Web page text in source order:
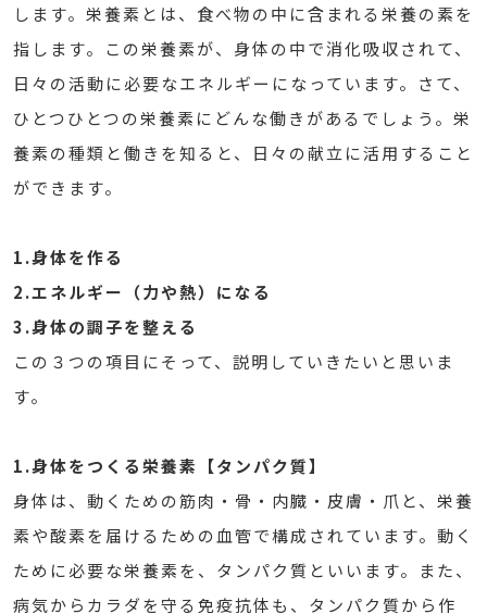
します。栄養素とは、食べ物の中に含まれる栄養の素を
指します。この栄養素が、身体の中で消化吸収されて、
日々の活動に必要なエネルギーになっています。さて、
ひとつひとつの栄養素にどんな働きがあるでしょう。栄
養素の種類と働きを知ると、日々の献立に活用すること
ができます。
1.身体を作る
2.エネルギー（力や熱）になる
3.身体の調子を整える
この３つの項目にそって、説明していきたいと思いま
す。
1.身体をつくる栄養素【タンパク質】
身体は、動くための筋肉・骨・内臓・皮膚・爪と、栄養
素や酸素を届けるための血管で構成されています。動く
ために必要な栄養素を、タンパク質といいます。また、
病気からカラダを守る免疫抗体も、タンパク質から作